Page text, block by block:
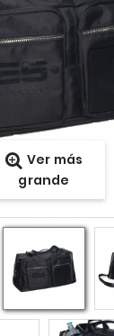
Ver más
grande